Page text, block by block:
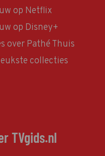
op Netflix
op Disney+
over Pathé Thuis
collecties
TVgids.nl